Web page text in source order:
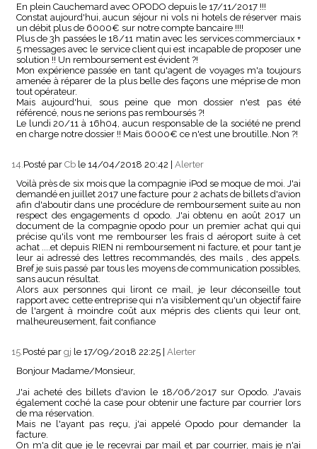
En plein Cauchemard avec OPODO depuis le 17/11/2017 !!!
Constat aujourd'hui, aucun séjour ni vols ni hotels de réserver mais
un débit plus de 6000€ sur notre compte bancaire !!!!
Plus de 3h passées le 18/11 matin avec les services commerciaux +
5 messages avec le service client qui est incapable de proposer une
solution !! Un remboursement est évident ?!
Mon expérience passée en tant qu'agent de voyages m'a toujours
amenée à réparer de la plus belle des façons une méprise de mon
tout opérateur.
Mais aujourd'hui, sous peine que mon dossier n'est pas été
référencé, nous ne serions pas remboursés ?!
Le lundi 20/11 à 16h04, aucun responsable de la société ne prend
en charge notre dossier !! Mais 6000€ ce n'est une broutille..Non ?!
14.Posté par Cb le 14/04/2018 20:42
Alerter
Voilà près de six mois que la compagnie iPod se moque de moi. J'ai
demandé en juillet 2017 une facture pour 2 achats de billets d'avion
afin d'aboutir dans une procédure de remboursement suite au non
respect des engagements d opodo. J'ai obtenu en août 2017 un
document de la compagnie opodo pour un premier achat qui qui
précise qu'ils vont me rembourser les frais d aéroport suite à cet
achat ....et depuis RIEN ni remboursement ni facture, et pour tant je
leur ai adressé des lettres recommandés, des mails , des appels.
Bref je suis passé par tous les moyens de communication possibles,
sans aucun résultat.
Alors aux personnes qui liront ce mail, je leur déconseille tout
rapport avec cette entreprise qui n'a visiblement qu'un objectif faire
de l'argent à moindre coût aux mépris des clients qui leur ont,
malheureusement, fait confiance
15.Posté par gj le 17/09/2018 22:25 Alerter
Bonjour Madame/Monsieur,
J'ai acheté des billets d'avion le 18/06/2017 sur Opodo. J'avais
également coché la case pour obtenir une facture par courrier lors
de ma réservation.
Mais ne l'ayant pas reçu, j'ai appelé Opodo pour demander la
facture.
On m'a dit que je le recevrai par mail et par courrier, mais je n'ai